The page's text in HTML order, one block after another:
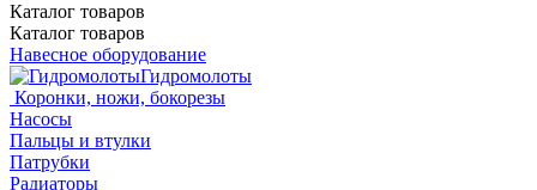
Каталог товаров
Каталог товаров
Навесное оборудование
Гидромолоты
Коронки, ножи, бокорезы
Насосы
Пальцы и втулки
Патрубки
Радиаторы